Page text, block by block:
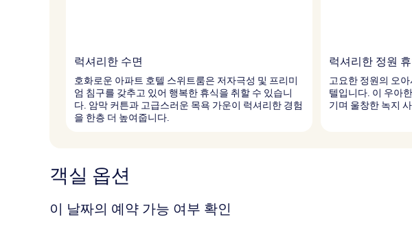
럭셔리한 수면
호화로운 아파트 호텔 스위트룸은 저자극성 및 프리미
엄 침구를 갖추고 있어 행복한 휴식을 취할 수 있습니
다. 암막 커튼과 고급스러운 목욕 가운이 럭셔리한 경험
을 한층 더 높여줍니다.
럭셔리한 정원
고요한 정원의 오
텔입니다. 이 우아
기며 울창한 녹지
객실 옵션
이 날짜의 예약 가능 여부 확인